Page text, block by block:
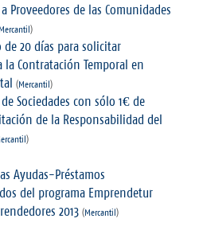
Proveedores de las Comunidades
)
20 días para solicitar
la Contratación Temporal en
(Mercantil)
Sociedades con sólo 1€ de
de la Responsabilidad del
)
Ayudas-Préstamos
del programa Emprendetur
2013 (Mercantil)